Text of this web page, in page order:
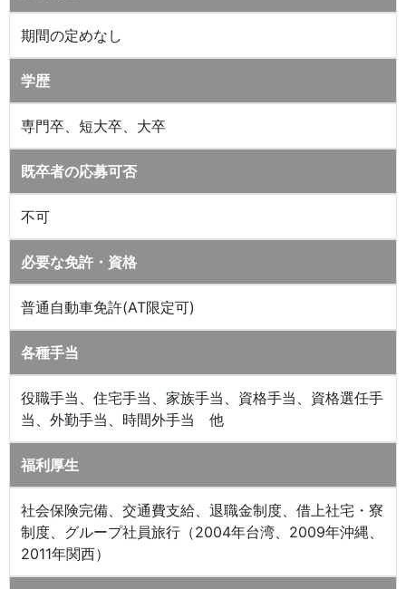
期間の定めなし
学歴
専門卒、短大卒、大卒
既卒者の応募可否
不可
必要な免許・資格
普通自動車免許(AT限定可)
各種手当
役職手当、住宅手当、家族手当、資格手当、資格選任手
当、外勤手当、時間外手当 他
福利厚生
社会保険完備、交通費支給、退職金制度、借上社宅・寮
制度、グループ社員旅行（2004年台湾、2009年沖縄、
2011年関西）